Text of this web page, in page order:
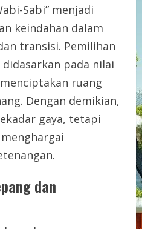
Sabi” menjadi
keindahan dalam
transisi. Pemilihan
pada nilai
ruang
Dengan demikian,
gaya, tetapi
dan